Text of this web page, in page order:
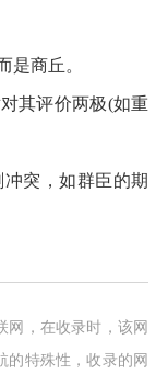
是商丘。
其评价两极(如重
突，如群臣的期
网，在收录时，该网
的特殊性，收录的网